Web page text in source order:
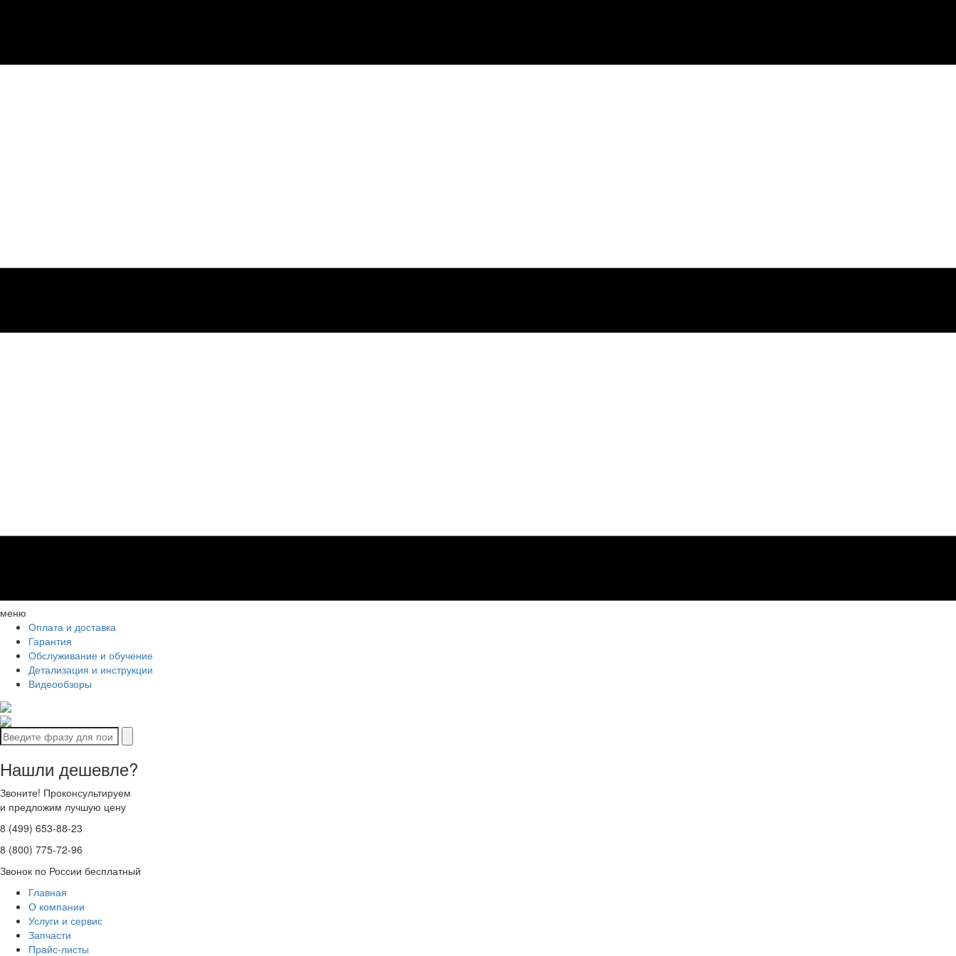
меню
Оплата и доставка
Гарантия
Обслуживание и обучение
Детализация и инструкции
Видеообзоры
Нашли дешевле?
Звоните! Проконсультируем
и предложим лучшую цену
8 (499) 653-88-23
8 (800) 775-72-96
Звонок по России бесплатный
Главная
О компании
Услуги и сервис
Запчасти
Прайс-листы